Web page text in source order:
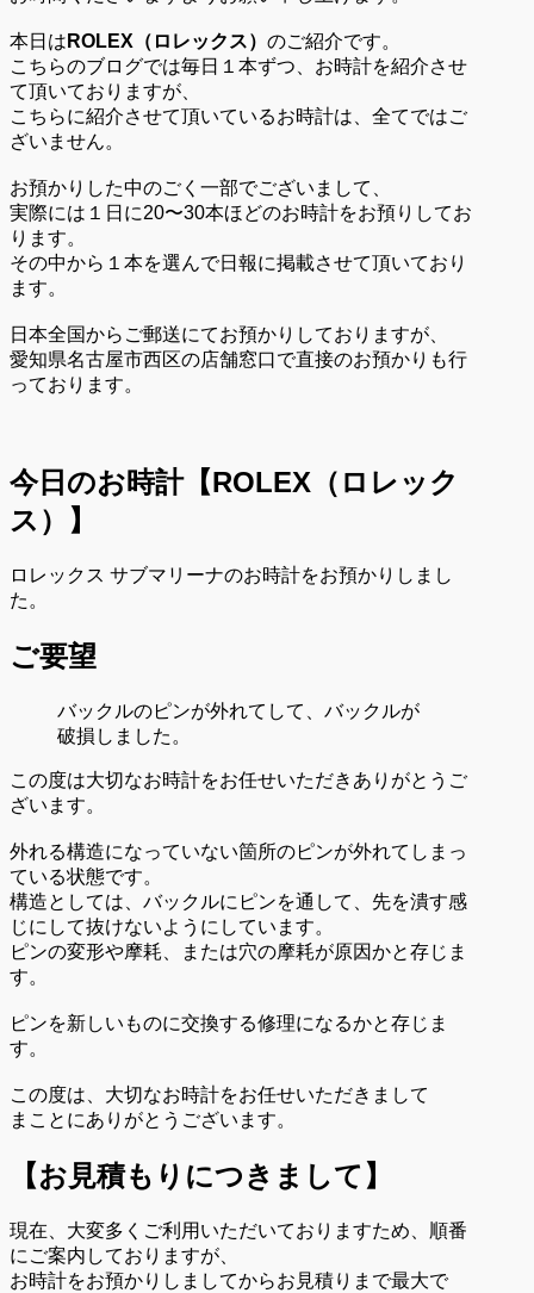
本日は ROLEX（ロレックス） のご紹介です。
こちらのブログでは毎日１本ずつ、お時計を紹介させ
て頂いておりますが、
こちらに紹介させて頂いているお時計は、全てではご
ざいません。
お預かりした中のごく一部でございまして、
実際には１日に20〜30本ほどのお時計をお預りしてお
ります。
その中から１本を選んで日報に掲載させて頂いており
ます。
日本全国からご郵送にてお預かりしておりますが、
愛知県名古屋市西区の店舗窓口で直接のお預かりも行
っております。
今日のお時計【ROLEX（ロレック
ス）
】
ロレックス サブマリーナのお時計をお預かりしまし
た。
ご要望
バックルのピンが外れてして、バックルが
破損しました。
この度は大切なお時計をお任せいただきありがとうご
ざいます。
外れる構造になっていない箇所のピンが外れてしまっ
ている状態です。
構造としては、バックルにピンを通して、先を潰す感
じにして抜けないようにしています。
ピンの変形や摩耗、または穴の摩耗が原因かと存じま
す。
ピンを新しいものに交換する修理になるかと存じま
す。
この度は、大切なお時計をお任せいただきまして
まことにありがとうございます。
【お見積もりにつきまして】
現在、大変多くご利用いただいておりますため、順番
にご案内しておりますが、
お時計をお預かりしましてからお見積りまで最大で